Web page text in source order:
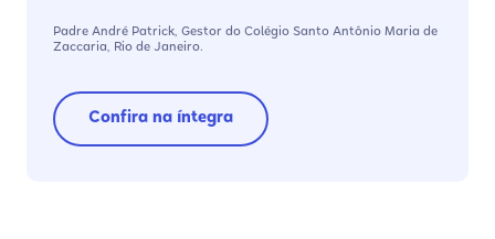
Padre André Patrick, Gestor do Colégio Santo Antônio Maria de
Zaccaria, Rio de Janeiro.
Confira na íntegra